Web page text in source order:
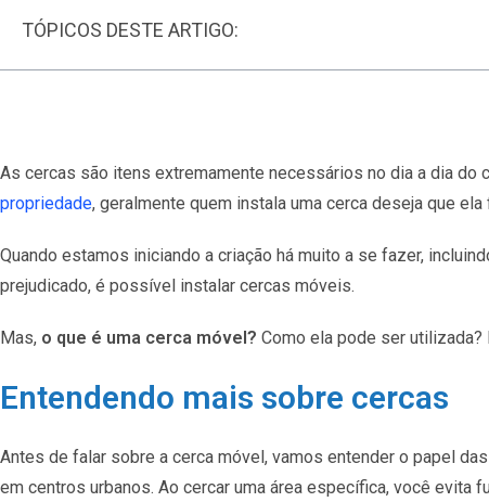
TÓPICOS DESTE ARTIGO:
As cercas são itens extremamente necessários no dia a dia do
propriedade, geralmente quem instala uma cerca deseja que
Quando estamos iniciando a criação há muito a se fazer,
prejudicado, é possível instalar cercas móveis.
Mas, o que é uma cerca móvel? Como ela pode ser
Entendendo mais sobre cercas
Antes de falar sobre a cerca móvel, vamos entender o papel
em centros urbanos. Ao cercar uma área específica, você evita